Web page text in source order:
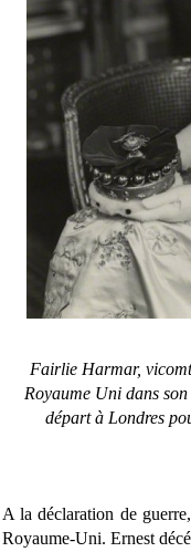
Fairlie Harmar,
Royaume Uni dans
départ à Londres
A la déclaration de
Royaume-Uni. Ernest